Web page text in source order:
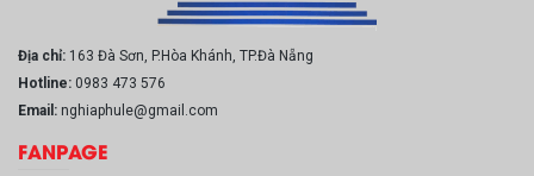
Địa chỉ: 163 Đà Sơn, P.Hòa Khánh, TP.Đà Nẵng
Hotline: 0983 473 576
Email: nghiaphule@gmail.com
FANPAGE